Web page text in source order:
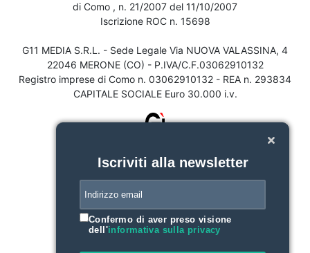
di Como , n. 21/2007 del 11/10/2007
Iscrizione ROC n. 15698
G11 MEDIA S.R.L. - Sede Legale Via NUOVA VALASSINA, 4
22046 MERONE (CO) - P.IVA/C.F.03062910132
Registro imprese di Como n. 03062910132 - REA n. 293834
CAPITALE SOCIALE Euro 30.000 i.v.
Iscriviti alla newsletter
Confermo di aver preso visione
dell'informativa sulla privacy